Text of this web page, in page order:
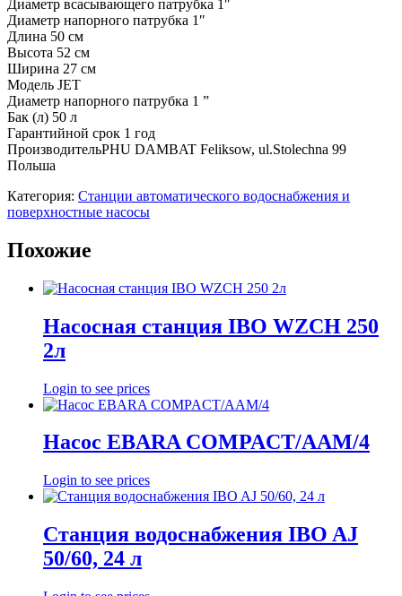
Диаметр всасывающего патрубка 1″
Диаметр напорного патрубка 1″
Длина 50 см
Высота 52 см
Ширина 27 см
Модель JET
Диаметр напорного патрубка 1 ”
Бак (л) 50 л
Гарантийной срок 1 год
ПроизводительPHU DAMBAT Feliksow, ul.Stolechna 99
Польша
Категория: Станции автоматического водоснабжения и
поверхностные насосы
Похожие
Насосная станция IBO WZCH 250
2л
Login to see prices
Насос EBARA COMPACT/AAM/4
Login to see prices
Станция водоснабжения IBO AJ
50/60, 24 л